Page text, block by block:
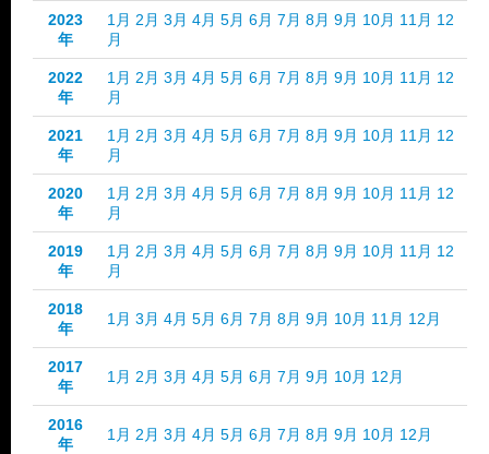
2023
年
1月 2月 3月 4月 5月 6月 7月 8月 9月 10月 11月 12
月
2022
年
1月 2月 3月 4月 5月 6月 7月 8月 9月 10月 11月 12
月
2021
年
1月 2月 3月 4月 5月 6月 7月 8月 9月 10月 11月 12
月
2020
年
1月 2月 3月 4月 5月 6月 7月 8月 9月 10月 11月 12
月
2019
年
1月 2月 3月 4月 5月 6月 7月 8月 9月 10月 11月 12
月
2018
年
1月 3月 4月 5月 6月 7月 8月 9月 10月 11月 12月
2017
年
1月 2月 3月 4月 5月 6月 7月 9月 10月 12月
2016
年
1月 2月 3月 4月 5月 6月 7月 8月 9月 10月 12月